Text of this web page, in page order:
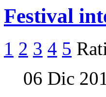
Festival
1 2 3 4 5
06 Dic